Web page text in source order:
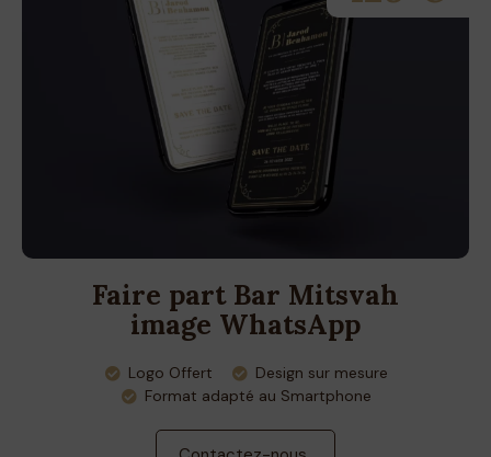
Faire part Bar Mitsvah
image WhatsApp
Logo Offert
Design sur mesure
Format adapté au Smartphone